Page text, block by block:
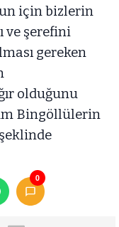
için bizlerin
ve şerefini
gereken
olduğunu
Bingöllülerin
0